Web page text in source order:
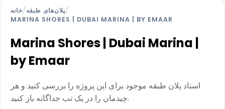
خانه/پلان‌های طبقه/
MARINA SHORES | DUBAI MARINA | BY EMAAR
Marina Shores | Dubai Marina |
by Emaar
اسناد پلان طبقه موجود برای این پروژه را بررسی کنید و هر
چیدمان را در یک تب جداگانه باز کنید.